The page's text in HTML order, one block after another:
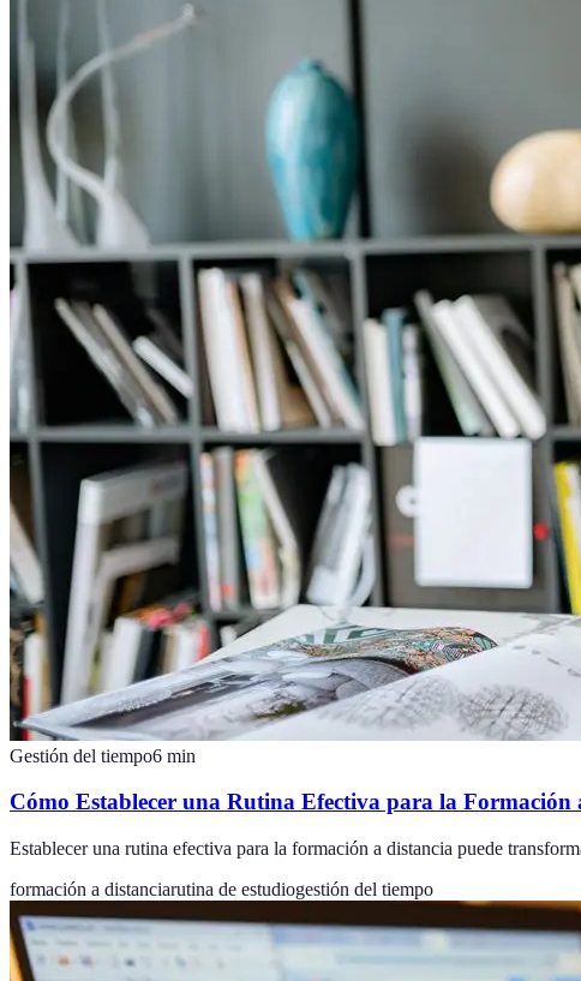
Gestión del tiempo6 min
Cómo Establecer una Rutina Efectiva para la Formación
Establecer una rutina efectiva para la formación a distancia puede
formación a distanciarutina de estudiogestión del tiempo